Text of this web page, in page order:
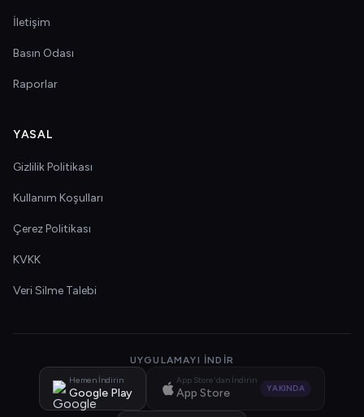
İletişim
Basın Odası
Raporlar
YASAL
Gizlilik Politikası
Kullanım Koşulları
Çerez Politikası
KVKK
Veri Silme Talebi
UYGULAMAYI İNDIR
Hemen İndirin
Google Play
App Store'dan İndirin
App Store YAKINDA